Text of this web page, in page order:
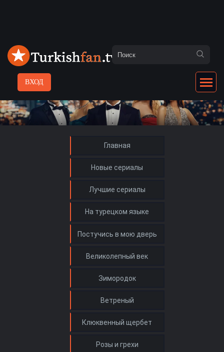
ВХОД
Главная
Новые сериалы
Лучшие сериалы
На турецком языке